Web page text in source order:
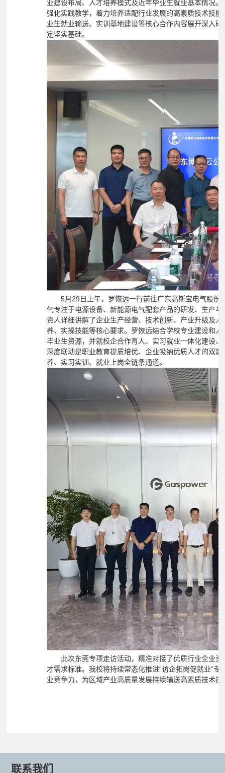
合。座谈交流中，罗恢远详细了解企业用人标准、岗位
业建设布局、人才培养模式及近年毕业生就业基本情况
强化实践教学，着力培养适配行业发展的高素质技术技
业生就业输送、实训基地建设等核心合作内容展开深入
定坚实基础。
5月29日上午，罗恢远一行前往广东高斯宝电气股
气专注于电源设备、新能源电气配套产品的研发、生产
责人详细讲解了企业生产经营、技术创新、产业升级及
养、实操技能等核心要求。罗恢远结合学校专业建设和
毕业生资源，并就校企合作育人、实习就业一体化建设
深度联动是职业教育提质培优、企业吸纳优质人才的双
养、实习实训、就业上岗全链条通道。
此次东莞专项走访活动，精准对接了优质行业企业